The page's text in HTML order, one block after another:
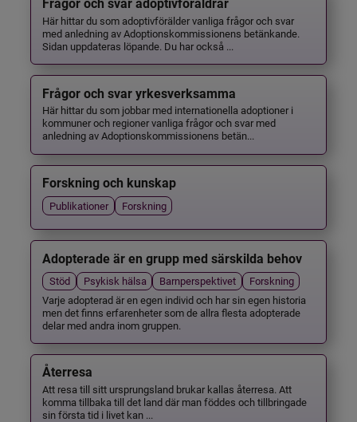
Frågor och svar adoptivföräldrar
Här hittar du som adoptivförälder vanliga frågor och svar
med anledning av Adoptionskommissionens betänkande.
Sidan uppdateras löpande. Du har också ...
Frågor och svar yrkesverksamma
Här hittar du som jobbar med internationella adoptioner i
kommuner och regioner vanliga frågor och svar med
anledning av Adoptionskommissionens betän...
Forskning och kunskap
Publikationer Forskning
Adopterade är en grupp med särskilda behov
Stöd Psykisk hälsa Barnperspektivet
Forskning
Varje adopterad är en egen individ och har sin egen historia
men det finns erfarenheter som de allra flesta adopterade
delar med andra inom gruppen.
Återresa
Att resa till sitt ursprungsland brukar kallas återresa. Att
komma tillbaka till det land där man föddes och tillbringade
sin första tid i livet kan ...